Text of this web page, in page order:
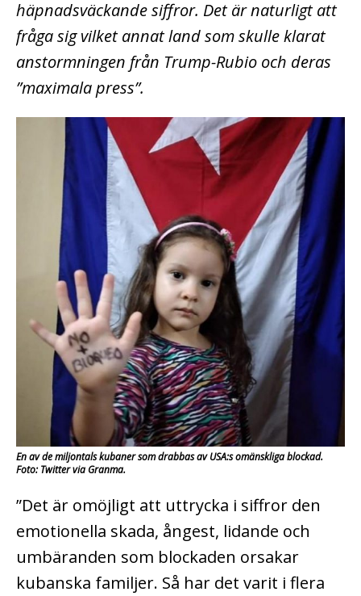
häpnadsväckande siffror. Det är naturligt att
fråga sig vilket annat land som skulle klarat
anstormningen från Trump-Rubio och deras
”maximala press”.
En av de miljontals kubaner som drabbas av USA:s omänskliga blockad.
Foto: Twitter via Granma.
”Det är omöjligt att uttrycka i siffror den
emotionella skada, ångest, lidande och
umbäranden som blockaden orsakar
kubanska familjer. Så har det varit i flera